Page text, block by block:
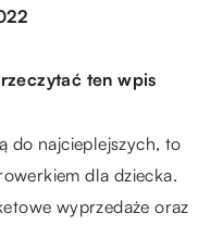
ten wpis
do najcieplejszych, to
dla dziecka.
wyprzedaże oraz